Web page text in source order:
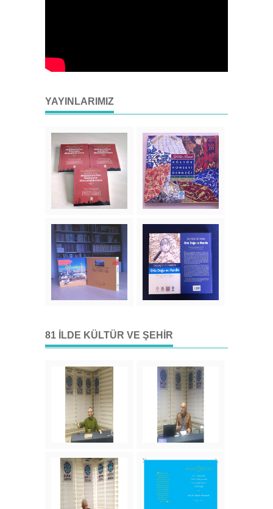
YAYINLARIMIZ
81 İLDE KÜLTÜR VE ŞEHIR